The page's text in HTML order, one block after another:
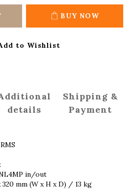
BUY NOW
to Wishlist
details
Shipping &
Payment
in/out
mm (W x H x D) / 13 kg